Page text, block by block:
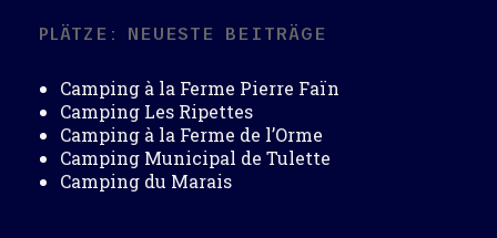
PLÄTZE: NEUESTE BEITRÄGE
Camping à la Ferme Pierre Faïn
Camping Les Ripettes
Camping à la Ferme de l’Orme
Camping Municipal de Tulette
Camping du Marais